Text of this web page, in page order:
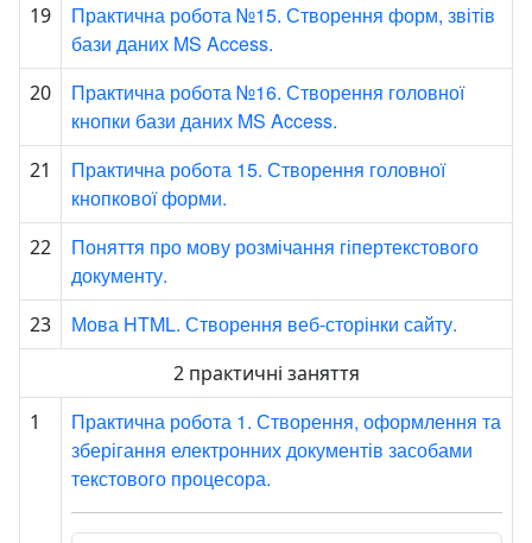
19
Практична робота №15. Створення форм, звітів
бази даних MS Access.
20
Практична робота №16. Створення головної
кнопки бази даних MS Access.
21
Практична робота 15. Створення головної
кнопкової форми.
22
Поняття про мову розмічання гіпертекстового
документу.
23 Мова HTML. Створення веб-сторінки сайту.
2 практичні заняття
1
Практична робота 1. Створення, оформлення та
зберігання електронних документів засобами
текстового процесора.